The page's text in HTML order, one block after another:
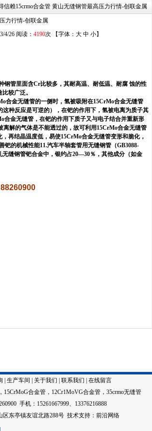
信赖15crmo合金管 黄山无缝钢管最高压力行情-创联金属
力行情-创联金属
4/26 阅读： 4190次 【字体： 大 中 小】
管里面含Cr比较多，其耐高温、耐低温、耐腐 蚀的性
较广泛。
合金无缝管的一侧时，氢被吸附在15CrMo合金无缝管
种反应是可逆的），在钯的作用下，氢被电离为质子其
合金无缝管，在钯的作用下质子又与电子结合并重新形
解的气体是不能透过的，故可利用15CrMo合金无缝管
再结晶温度低，易使15CrMo合金无缝管变形和脆化，
的机械性能11.汽车半轴套管用无缝钢管（GB3088-
缝钢管钯合金中，银约占20—30％，其他成分（如金
88260900
生产车间 关于我们 联系我们
在线留言
， 15CrMoG合金管 ， 12Cr1MoVG合金管 ， 35crmo无缝管
手机：15261667999、13376216888
区东亭镇友谊北路288号 技术支持：前沿网络